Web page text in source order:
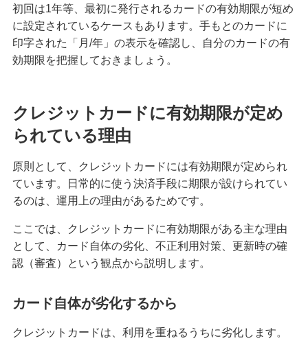
クレジットカードのゴールドとは？特徴や発行条
件、保有するメリット、選び方を解説
クレジットカードのステータスとは？保有する必
クレジットカードの名義変更のタイミングは？方
法や変更しないリスク等を解説
クレジットカード決済の返金対応とは？手続きの
流れやタイミング、注意点を解説
法とは？選び方や注意点も紹介
クレジットカードとデビットカードの違いは？メ
わりの書類や注意点も解説
初回は1年等、最初に発行されるカードの有効期限が短め
に設定されているケースもあります。手もとのカードに
印字された「月/年」の表示を確認し、自分のカードの有
効期限を把握しておきましょう。
クレジットカードに有効期限が定め
られている理由
原則として、クレジットカードには有効期限が定められ
ています。日常的に使う決済手段に期限が設けられてい
るのは、運用上の理由があるためです。
ここでは、クレジットカードに有効期限がある主な理由
として、カード自体の劣化、不正利用対策、更新時の確
認（審査）という観点から説明します。
カード自体が劣化するから
クレジットカードは、利用を重ねるうちに劣化します。